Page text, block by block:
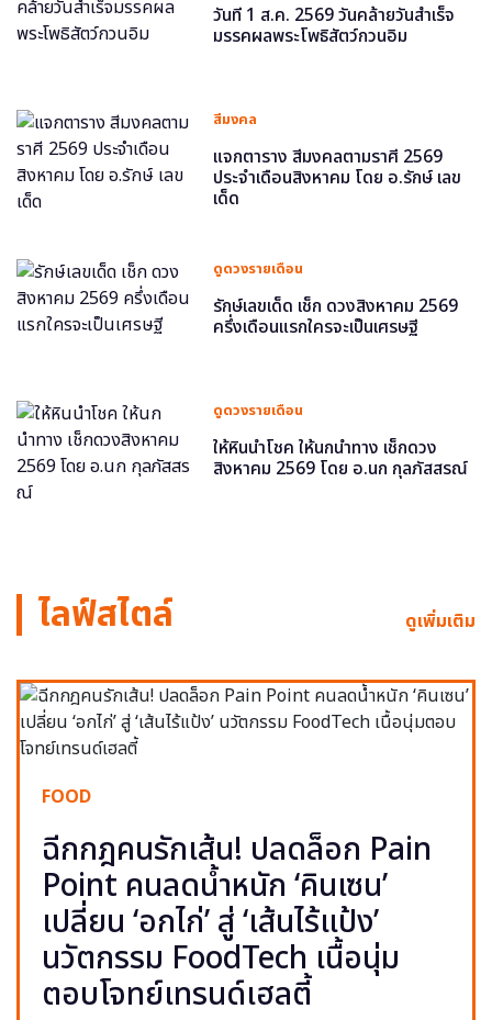
วันที่ 1 ส.ค. 2569 วันคล้ายวันสำเร็จ
มรรคผลพระโพธิสัตว์กวนอิม
สีมงคล
แจกตาราง สีมงคลตามราศี 2569
ประจำเดือนสิงหาคม โดย อ.รักษ์ เลข
เด็ด
ดูดวงรายเดือน
รักษ์เลขเด็ด เช็ก ดวงสิงหาคม 2569
ครึ่งเดือนแรกใครจะเป็นเศรษฐี
ดูดวงรายเดือน
ให้หินนำโชค ให้นกนำทาง เช็กดวง
สิงหาคม 2569 โดย อ.นก กุลภัสสรณ์
ไลฟ์สไตล์ ดูเพิ่มเติม
FOOD
ฉีกกฎคนรักเส้น! ปลดล็อก Pain
Point คนลดน้ำหนัก ‘คินเซน’
เปลี่ยน ‘อกไก่’ สู่ ‘เส้นไร้แป้ง’
นวัตกรรม FoodTech เนื้อนุ่ม
ตอบโจทย์เทรนด์เฮลตี้